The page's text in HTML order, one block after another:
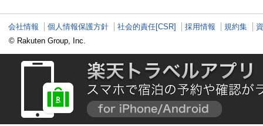
会社情報 個人情報保護方針 社会的責任[CSR] 採用情報 規約集
© Rakuten Group, Inc.